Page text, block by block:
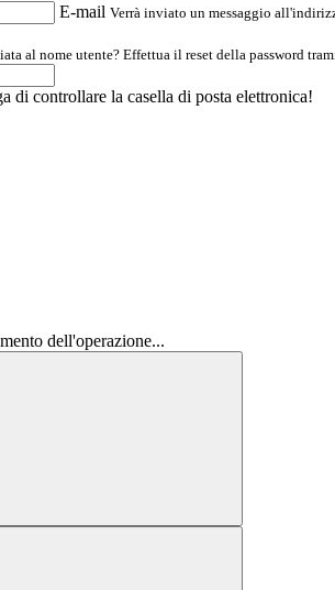
E-mail Verrà inviato un messaggio
al nome utente? Effettua il reset della password
di controllare la casella di posta elettronica!
dell'operazione...